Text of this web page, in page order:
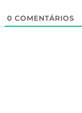
0 COMENTÁRIOS